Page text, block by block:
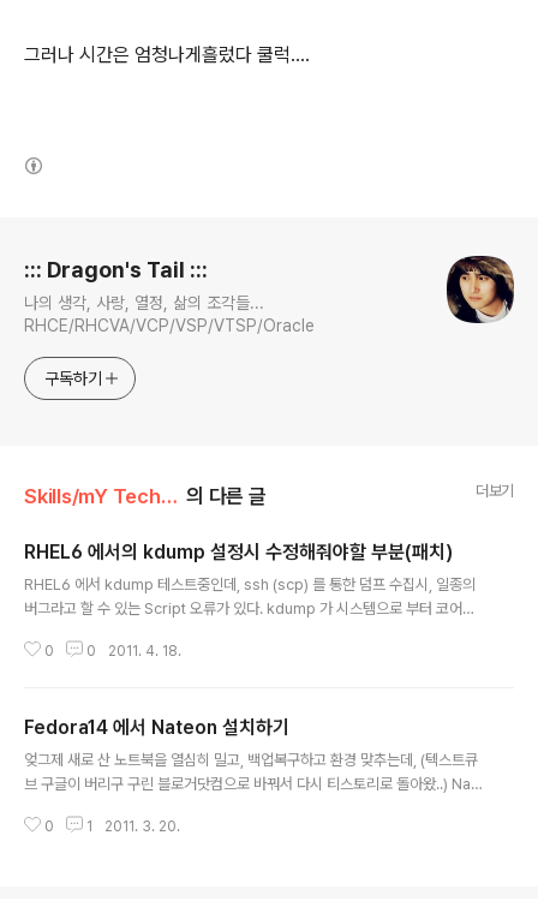
그러나 시간은 엄청나게흘렀다 쿨럭....
::: Dragon's Tail :::
나의 생각, 사랑, 열정, 삶의 조각들...
RHCE/RHCVA/VCP/VSP/VTSP/Oracle
구독하기
Skills/mY Technutz 의 다른 글 더보기
RHEL6 에서의 kdump 설정시 수정해줘야할 부분(패치)
RHEL6 에서 kdump 테스트중인데, ssh (scp) 를 통한 덤프 수집시, 일종의
버그라고 할 수 있는 Script 오류가 있다. kdump 가 시스템으로 부터 코어를
rd 라는 스크립트를 이용하여 각 디바이스를 찾고, 설정해 주게 된다. 그런데 이
GATEWAY 나 SUBNET 등에 대한 예외처리가 일부 빠져있다. vi /sbin/mk
dumprd 를 열고 BASE_IFC 를 찾으면 일반적 네트워크 디바이스를 찾아 설
정하는 부분이 있는데. 재밌는게 . /e..
0 0 2011. 4. 18.
Fedora14 에서 Nateon 설치하기
엊그제 새로 산 노트북을 열심히 밀고, 백업복구하고 환경 맞추는데, (텍스트큐
브 구글이 버리구 구린 블로거닷컴으로 바꿔서 다시 티스토리로 돌아왔..) Nate
했으나 libao 2 버젼을 요구한다.... (참고로 Fedora14는 libao 4 ....) 결국 Fe
0 1 2011. 3. 20.